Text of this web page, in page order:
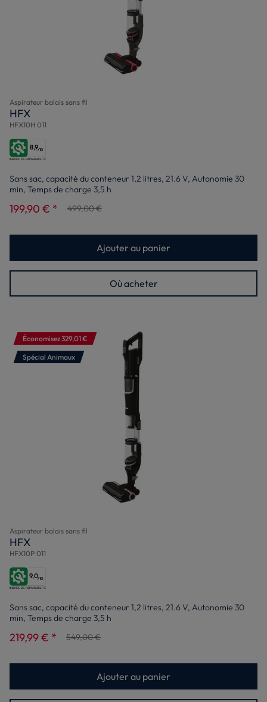
Aspirateur balais sans fil
HFX
HFX10H 011
8,9/10
Sans sac, capacité du conteneur 1,2 litres, 21.6 V, Autonomie 30
min, Temps de charge 3,5 h
199,90 € * 499,00 €
Ajouter au panier
Où acheter
Économisez 329,01 €
Spécial Animaux
Aspirateur balais sans fil
HFX
HFX10P 011
9,0/10
Sans sac, capacité du conteneur 1,2 litres, 21.6 V, Autonomie 30
min, Temps de charge 3,5 h
219,99 € * 549,00 €
Ajouter au panier